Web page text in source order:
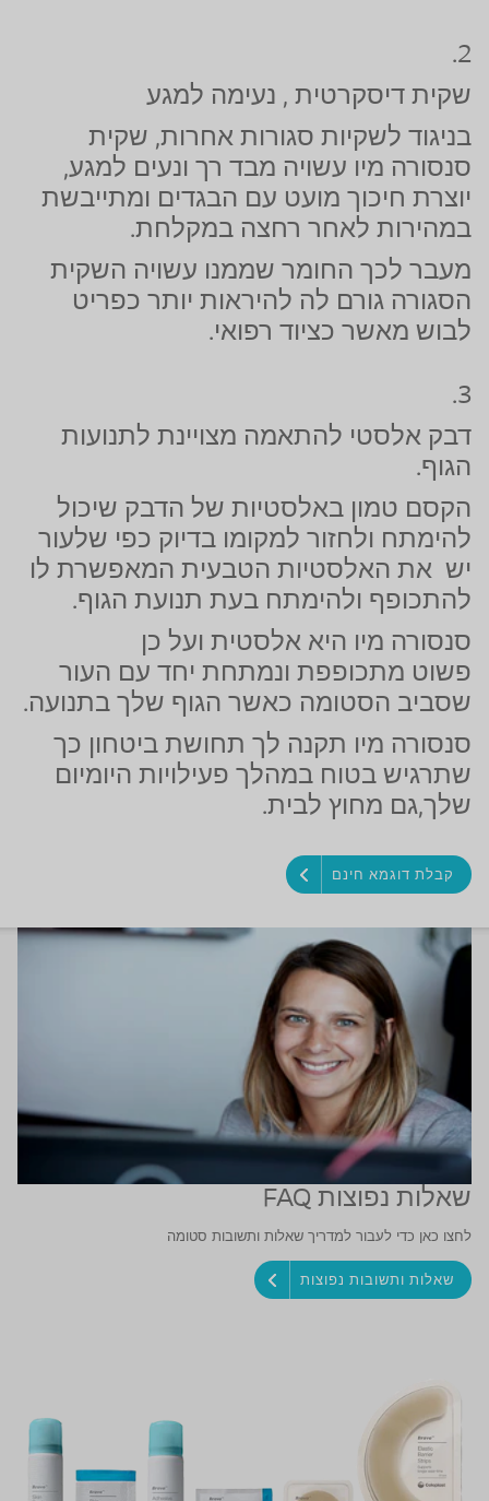
2.
שקית דיסקרטית , נעימה למגע
בניגוד לשקיות סגורות אחרות, שקית
סנסורה מיו עשויה מבד רך ונעים למגע,
יוצרת חיכוך מועט עם הבגדים ומתייבשת
במהירות לאחר רחצה במקלחת.
מעבר לכך החומר שממנו עשויה השקית
הסגורה גורם לה להיראות יותר כפריט
לבוש מאשר כציוד רפואי.
3.
דבק אלסטי להתאמה מצויינת לתנועות
הגוף.
הקסם טמון באלסטיות של הדבק שיכול
להימתח ולחזור למקומו בדיוק כפי שלעור
יש את האלסטיות הטבעית המאפשרת לו
להתכופף ולהימתח בעת תנועת הגוף.
סנסורה מיו היא אלסטית ועל כן
פשוט מתכופפת ונמתחת יחד עם העור
שסביב הסטומה כאשר הגוף שלך בתנועה.
סנסורה מיו תקנה לך תחושת ביטחון כך
שתרגיש בטוח במהלך פעילויות היומיום
שלך,גם מחוץ לבית.
קבלת דוגמא חינם
שאלות נפוצות FAQ
לחצו כאן כדי לעבור למדריך שאלות ותשובות סטומה
שאלות ותשובות נפוצות